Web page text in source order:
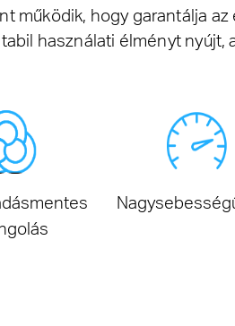
működik, hogy garantálja
használati élményt